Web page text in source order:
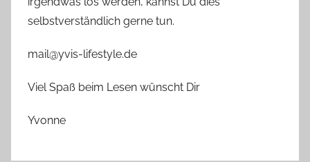
selbstverständlich gerne tun.
mail@yvis-lifestyle.de
Viel Spaß beim Lesen wünscht Dir
Yvonne